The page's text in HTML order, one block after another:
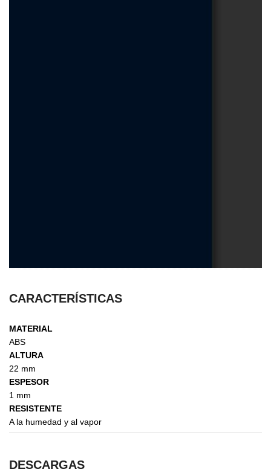
CARACTERÍSTICAS
MATERIAL
ABS
ALTURA
22 mm
ESPESOR
1 mm
RESISTENTE
A la humedad y al vapor
DESCARGAS